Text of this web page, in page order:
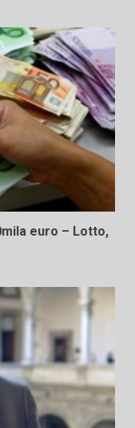
euro – Lotto,